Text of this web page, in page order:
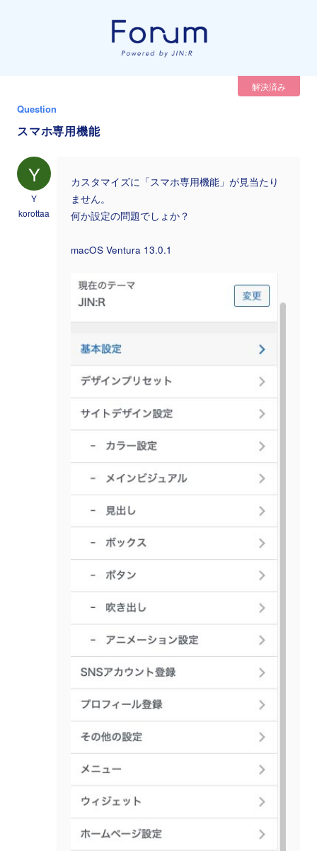
解決済み
Question
スマホ専用機能
Y
Y
korottaa
カスタマイズに「スマホ専用機能」が見当たり
ません。
何か設定の問題でしょか？
macOS Ventura 13.0.1